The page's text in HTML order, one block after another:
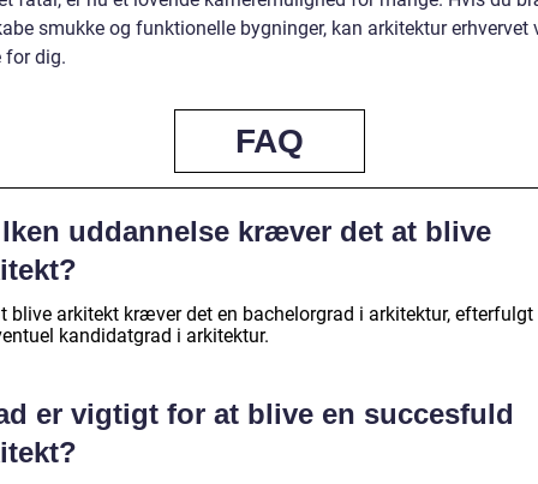
smukke og funktionelle bygninger, kan arkitektur erhvervet
for dig.
FAQ
uddannelse kræver det at blive
blive arkitekt kræver det en bachelorgrad i arkitektur,
kandidatgrad i arkitektur.
er vigtigt for at blive en succesfuld